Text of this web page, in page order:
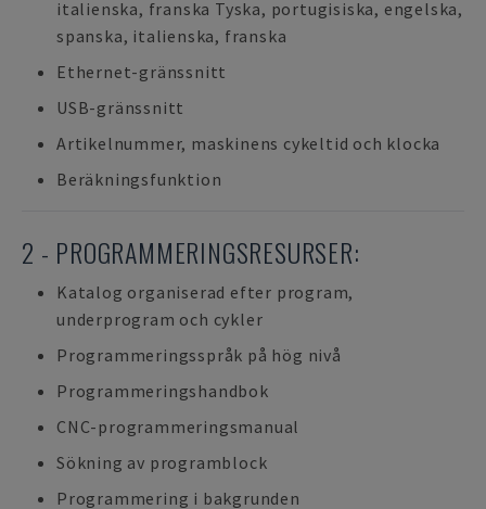
italienska, franska Tyska, portugisiska, engelska,
spanska, italienska, franska
Ethernet-gränssnitt
USB-gränssnitt
Artikelnummer, maskinens cykeltid och klocka
Beräkningsfunktion
2 - PROGRAMMERINGSRESURSER:
Katalog organiserad efter program,
underprogram och cykler
Programmeringsspråk på hög nivå
Programmeringshandbok
CNC-programmeringsmanual
Sökning av programblock
Programmering i bakgrunden